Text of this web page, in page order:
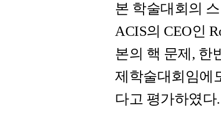
본 학술대회의
ACIS의 CEO인
본의 핵 문제, 한
제학술대회임에
다고 평가하였